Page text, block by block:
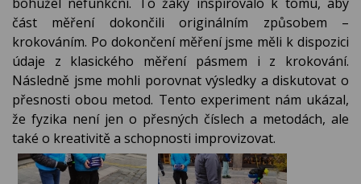
část měření dokončili originálním způsobem –
krokováním. Po dokončení měření jsme měli k dispozici
údaje z klasického měření pásmem i z krokování.
Následně jsme mohli porovnat výsledky a diskutovat o
přesnosti obou metod. Tento experiment nám ukázal,
že fyzika není jen o přesných číslech a metodách, ale
také o kreativitě a schopnosti improvizovat.